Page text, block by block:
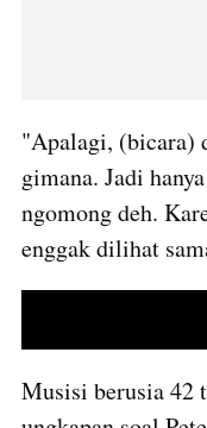
"Apalagi, (bicara)
gimana. Jadi
ngomong deh.
enggak dilihat
Musisi berusia 42